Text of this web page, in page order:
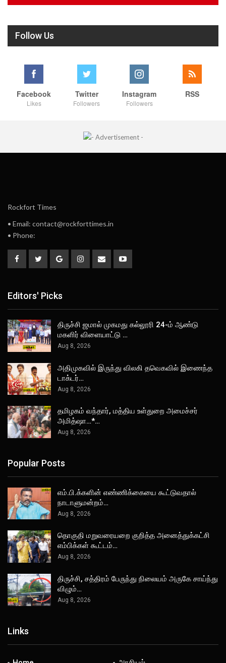
Follow Us
Facebook
Likes
Twitter
Followers
Instagram
Followers
RSS
Rockfort Times
• Email: contact@rockforttimes.in
• Phone:
Editors' Picks
திருச்சி ஜமால் முகமது கல்லூரி 24-ம் ஆண்டு
மகளிர் விளையாட்டு …
Aug 8, 2026
அதிமுகவில் இருந்து விலகி தவெகவில் இணைந்த
டாக்டர்…
Aug 8, 2026
தமிழகம் வந்தார், மத்திய உள்துறை அமைச்சர்
அமித்ஷா…*…
Aug 8, 2026
Popular Posts
எம்.பி.க்களின் எண்ணிக்கையை கூட்டுவதால்
நாடாளுமன்றம்…
Aug 8, 2026
தொகுதி மறுவரையறை குறித்த அனைத்துக்கட்சி
எம்பிக்கள் கூட்டம்…
Aug 8, 2026
திருச்சி, சத்திரம் பேருந்து நிலையம் அருகே சாய்ந்து
விழும்…
Aug 8, 2026
Links